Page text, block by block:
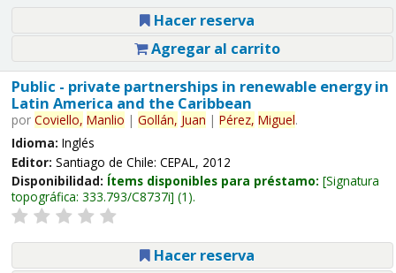
Hacer reserva
Agregar al carrito
Public - private partnerships in renewable energy in
Latin America and the Caribbean
por Coviello, Manlio | Gollán, Juan | Pérez, Miguel.
Idioma: Inglés
Editor: Santiago de Chile: CEPAL, 2012
Disponibilidad: Ítems disponibles para préstamo: Signatura
topográfica: 333.793/C8737i (1).
Hacer reserva